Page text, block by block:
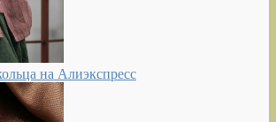
на Алиэкспресс